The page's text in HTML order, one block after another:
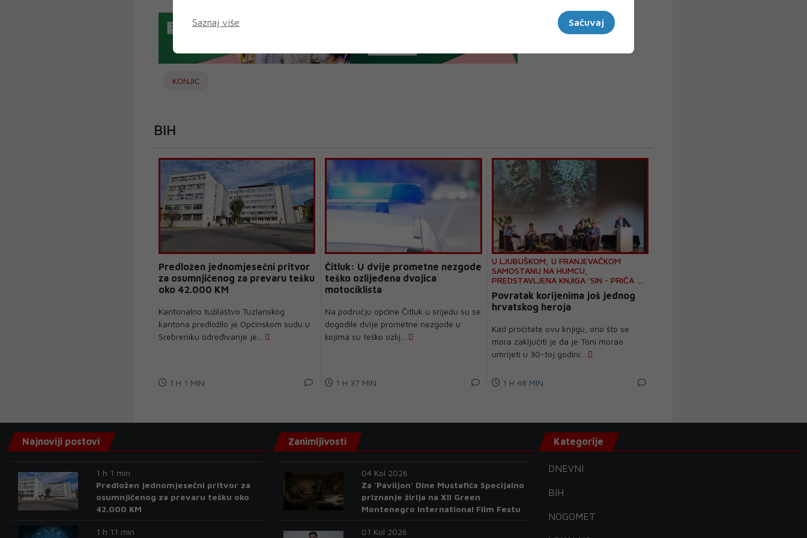
KONJIC
BIH
Predložen jednomjesečni pritvor
za osumnjičenog za prevaru tešku
oko 42.000 KM
Kantonalno tužilaštvo Tuzlanskog
kantona predložilo je Općinskom sudu u
Srebreniku određivanje je...
1 H 1 MIN
Čitluk: U dvije prometne nezgode
teško ozlijeđena dvojica
motociklista
Na području općine Čitluk u srijedu su se
dogodile dvije prometne nezgode u
kojima su teško ozlij...
1 H 37 MIN
U LJUBUŠKOM, U FRANJEVAČKOM
SAMOSTANU NA HUMCU,
PREDSTAVLJENA KNJIGA 'SIN - PRIČA O
Povratak korijenima još jednog
hrvatskog heroja
Kad pročitate ovu knjigu, ono što se
mora zaključiti je da je Toni morao
umrijeti u 30-toj godini...
1 H 48 MIN
Saznaj više Sačuvaj
Najnoviji postovi
1 h 1 min
Predložen jednomjesečni pritvor za
osumnjičenog za prevaru tešku oko
42.000 KM
1 h 11 min
Zanimljivosti
04 Kol 2026
Za 'Paviljon' Dine Mustafića Specijalno
priznanje žirija na XII Green
Montenegro International Film Festu
01 Kol 2026
Kategorije
DNEVNI
BIH
NOGOMET